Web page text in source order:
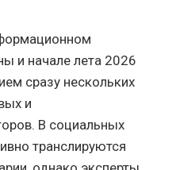
и начале лета 2026
сразу нескольких
и
В социальных
транслируются